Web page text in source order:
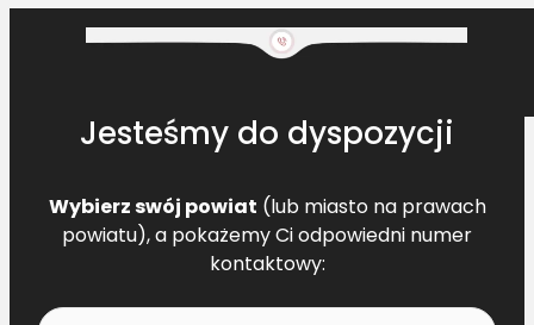
Jesteśmy do dyspozycji
Wybierz swój powiat (lub miasto na prawach
powiatu), a pokażemy Ci odpowiedni numer
kontaktowy: